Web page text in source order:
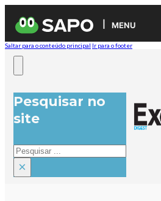
MENU
Saltar para o conteúdo principal Ir para o footer
Pesquisar no
site
Pesquisar
×